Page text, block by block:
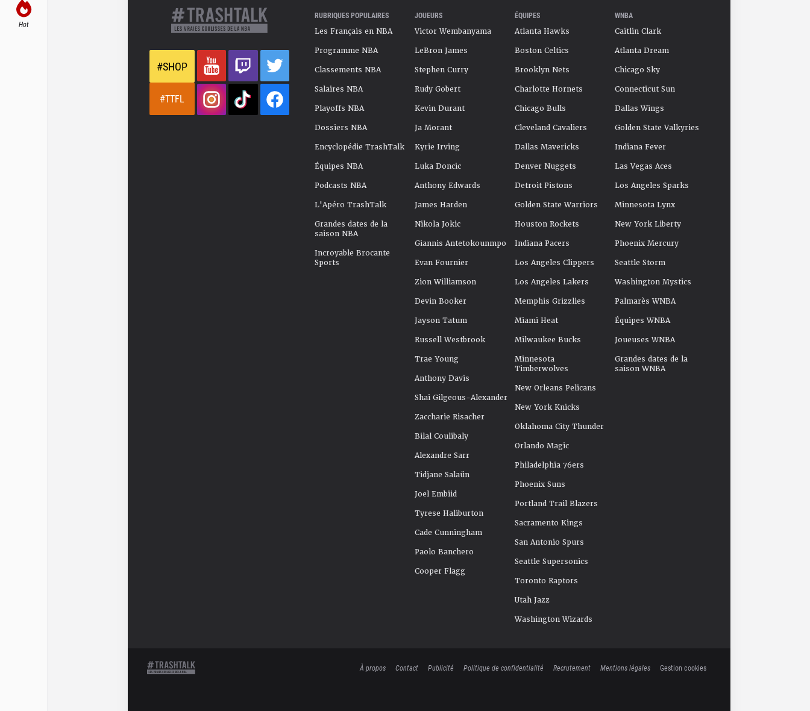
Hot
#SHOP
#TTFL
RUBRIQUES POPULAIRES
Les Français en NBA
Programme NBA
Classements NBA
Salaires NBA
Playoffs NBA
Dossiers NBA
Encyclopédie TrashTalk
Équipes NBA
Podcasts NBA
L'Apéro TrashTalk
Grandes dates de la
saison NBA
Incroyable Brocante
Sports
JOUEURS
Victor Wembanyama
LeBron James
Stephen Curry
Rudy Gobert
Kevin Durant
Ja Morant
Kyrie Irving
Luka Doncic
Anthony Edwards
James Harden
Nikola Jokic
Giannis Antetokounmpo
Evan Fournier
Zion Williamson
Devin Booker
Jayson Tatum
Russell Westbrook
Trae Young
Anthony Davis
Shai Gilgeous-Alexander
Zaccharie Risacher
Bilal Coulibaly
Alexandre Sarr
Tidjane Salaün
Joel Embiid
Tyrese Haliburton
Cade Cunningham
Paolo Banchero
Cooper Flagg
ÉQUIPES
Atlanta Hawks
Boston Celtics
Brooklyn Nets
Charlotte Hornets
Chicago Bulls
Cleveland Cavaliers
Dallas Mavericks
Denver Nuggets
Detroit Pistons
Golden State Warriors
Houston Rockets
Indiana Pacers
Los Angeles Clippers
Los Angeles Lakers
Memphis Grizzlies
Miami Heat
Milwaukee Bucks
Minnesota
Timberwolves
New Orleans Pelicans
New York Knicks
Oklahoma City Thunder
Orlando Magic
Philadelphia 76ers
Phoenix Suns
Portland Trail Blazers
Sacramento Kings
San Antonio Spurs
Seattle Supersonics
Toronto Raptors
Utah Jazz
Washington Wizards
WNBA
Caitlin Clark
Atlanta Dream
Chicago Sky
Connecticut Sun
Dallas Wings
Golden State Valkyries
Indiana Fever
Las Vegas Aces
Los Angeles Sparks
Minnesota Lynx
New York Liberty
Phoenix Mercury
Seattle Storm
Washington Mystics
Palmarès WNBA
Équipes WNBA
Joueuses WNBA
Grandes dates de la
saison WNBA
À propos Contact Publicité Politique de confidentialité Recrutement Mentions légales Gestion cookies